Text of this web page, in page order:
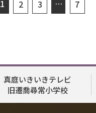
1 2 3 …
7
真庭いきいきテレビ
旧遷喬尋常小学校